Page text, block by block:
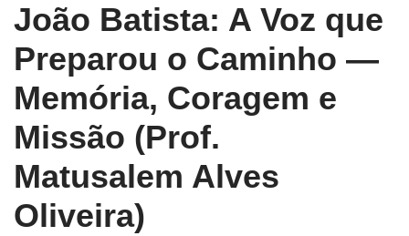
João Batista: A Voz que
Preparou o Caminho —
Memória, Coragem e
Missão (Prof.
Matusalem Alves
Oliveira)